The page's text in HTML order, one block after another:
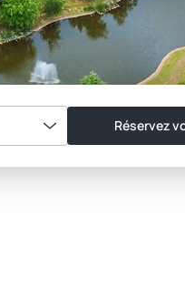
Réservez